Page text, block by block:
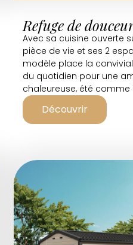
Refuge de
Avec sa cuisine ouverte
pièce de vie et ses 2
modèle place la
du quotidien pour une
chaleureuse, été comme
Découvrir